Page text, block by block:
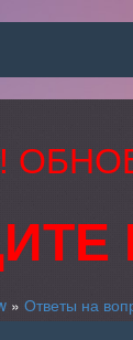
»Ответы на